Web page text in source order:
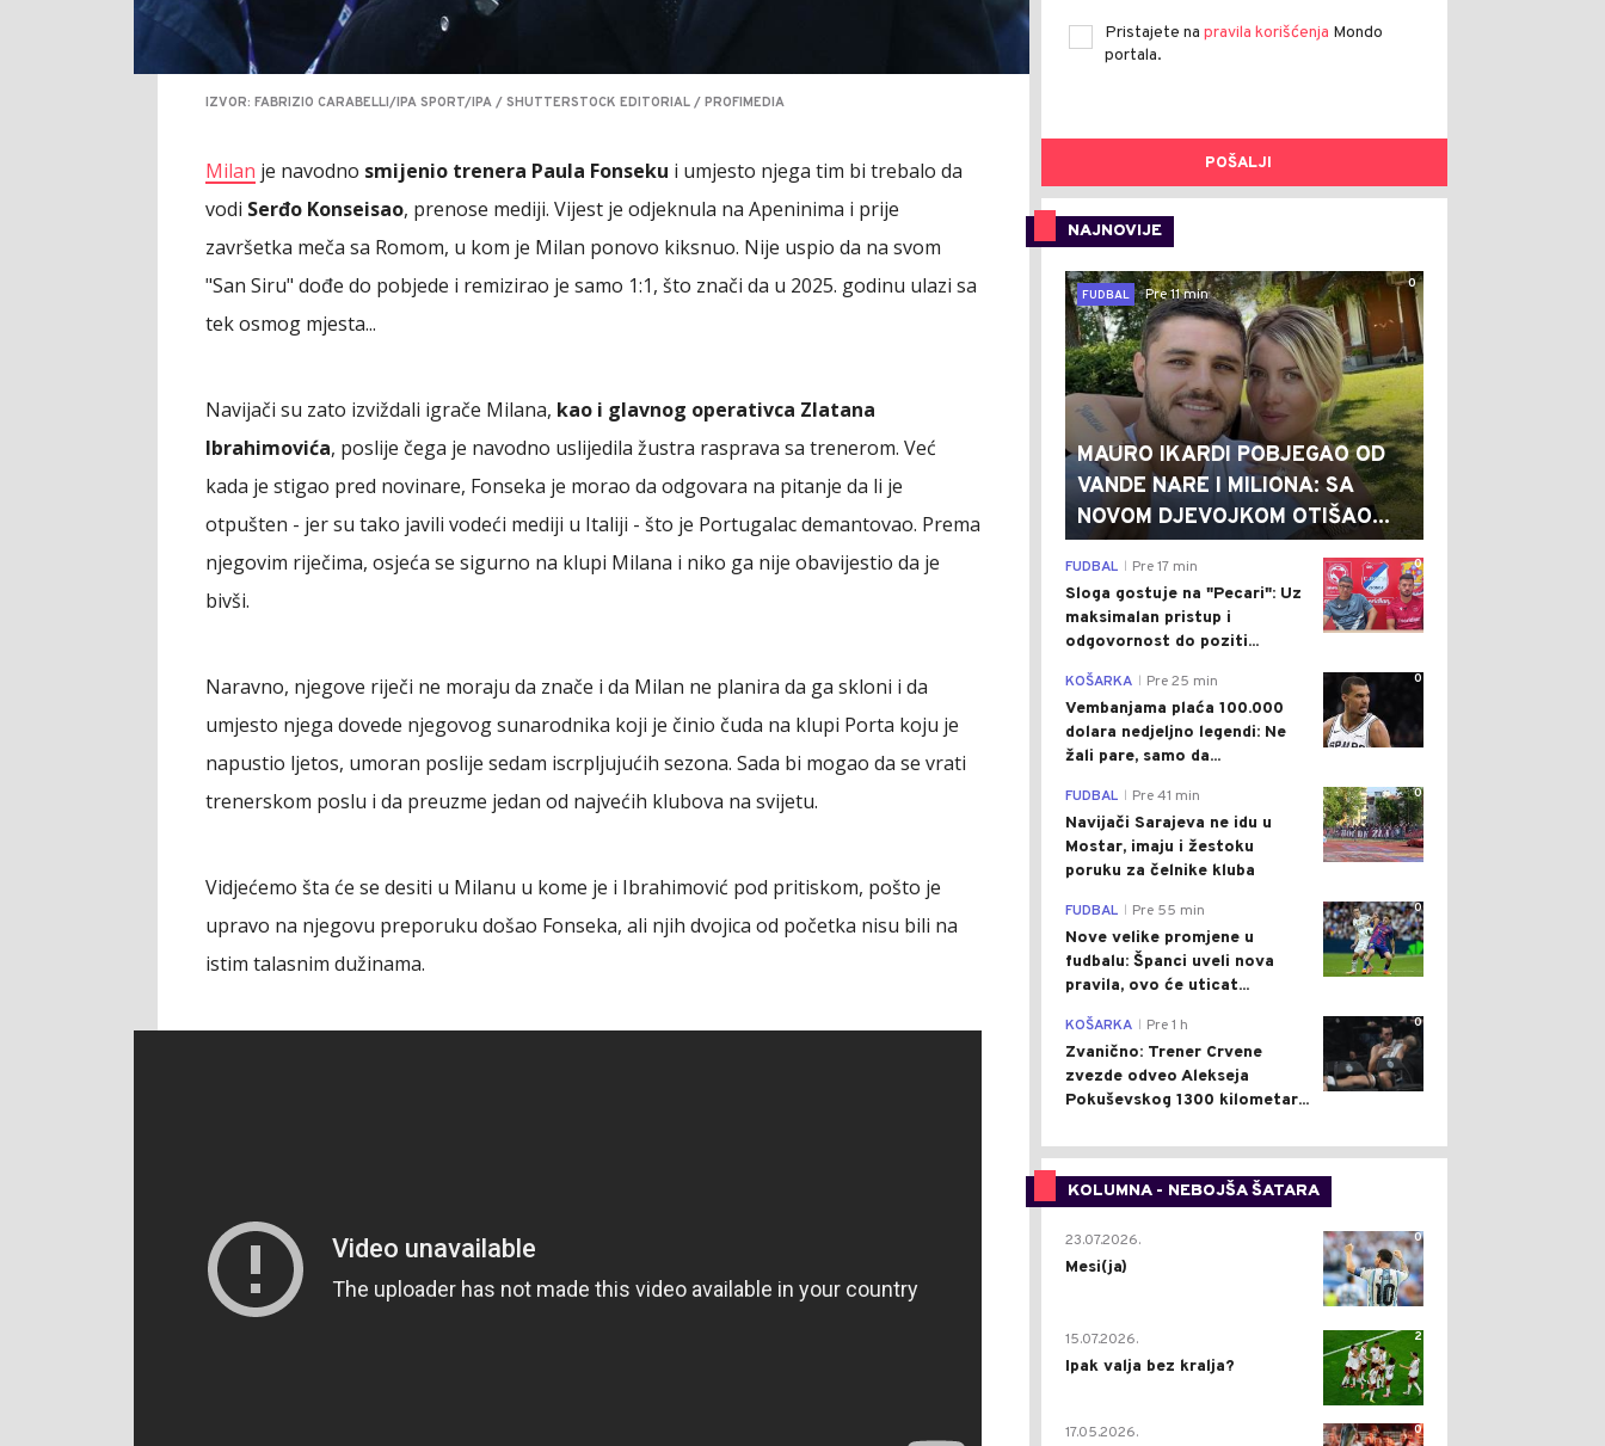
IZVOR: FABRIZIO CARABELLI/IPA SPORT/IPA / SHUTTERSTOCK EDITORIAL / PROFIMEDIA
Milan je navodno smijenio trenera Paula Fonseku i umjesto njega tim bi trebalo da
vodi Serđo Konseisao, prenose mediji. Vijest je odjeknula na Apeninima i prije
završetka meča sa Romom, u kom je Milan ponovo kiksnuo. Nije uspio da na svom
"San Siru" dođe do pobjede i remizirao je samo 1:1, što znači da u 2025. godinu ulazi sa
tek osmog mjesta...
Navijači su zato izviždali igrače Milana, kao i glavnog operativca Zlatana
Ibrahimovića, poslije čega je navodno uslijedila žustra rasprava sa trenerom. Već
kada je stigao pred novinare, Fonseka je morao da odgovara na pitanje da li je
otpušten - jer su tako javili vodeći mediji u Italiji - što je Portugalac demantovao. Prema
njegovim riječima, osjeća se sigurno na klupi Milana i niko ga nije obavijestio da je
bivši.
Naravno, njegove riječi ne moraju da znače i da Milan ne planira da ga skloni i da
umjesto njega dovede njegovog sunarodnika koji je činio čuda na klupi Porta koju je
napustio ljetos, umoran poslije sedam iscrpljujućih sezona. Sada bi mogao da se vrati
trenerskom poslu i da preuzme jedan od najvećih klubova na svijetu.
Vidjećemo šta će se desiti u Milanu u kome je i Ibrahimović pod pritiskom, pošto je
upravo na njegovu preporuku došao Fonseka, ali njih dvojica od početka nisu bili na
istim talasnim dužinama.
Pristajete na pravila korišćenja Mondo
portala.
POŠALJI
NAJNOVIJE
0
FUDBAL
Pre 11 min
MAURO IKARDI POBJEGAO OD
VANDE NARE I MILIONA: SA
NOVOM DJEVOJKOM OTIŠAO...
0
FUDBAL Pre 17 min
Sloga gostuje na "Pecari": Uz
maksimalan pristup i
odgovornost do poziti...
0
KOŠARKA Pre 25 min
Vembanjama plaća 100.000
dolara nedjeljno legendi: Ne
žali pare, samo da...
0
FUDBAL Pre 41 min
Navijači Sarajeva ne idu u
Mostar, imaju i žestoku
poruku za čelnike kluba
0
FUDBAL Pre 55 min
Nove velike promjene u
fudbalu: Španci uveli nova
pravila, ovo će uticat...
0
KOŠARKA Pre 1 h
Zvanično: Trener Crvene
zvezde odveo Alekseja
Pokuševskog 1300 kilometar...
KOLUMNA - NEBOJŠA ŠATARA
0
23.07.2026.
Mesi(ja)
2
15.07.2026.
Ipak valja bez kralja?
0
17.05.2026.